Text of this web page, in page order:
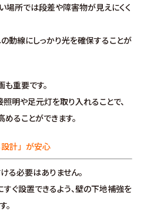
り組み
場所では段差や障害物が見えにくく
の動線にしっかり光を確保することが
重要です。
明や足元灯を取り入れることで、
ることができます。
計」が安心
る必要はありません。
すぐ設置できるよう、壁の下地補強を
。